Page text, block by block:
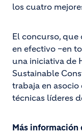
los cuatro
El concurso, que
en efectivo –en
una iniciativa de
Sustainable
trabaja en
técnicas líderes
Más información